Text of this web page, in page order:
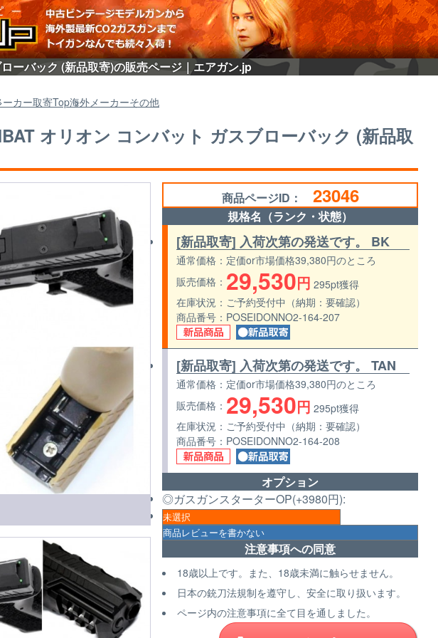
ーバック (新品取寄)の販売ページ｜エアガン.jp
ーカー取寄Top海外メーカーその他
オリオン コンバット ガスブローバック (新品取
商品ページID： 23046
規格名（ランク・状態）
[新品取寄] 入荷次第の発送です。 BK
通常価格
定価or市場価格39,380円のところ
販売価格
29,530円 295pt獲得
在庫状況
ご予約受付中（納期：要確認）
商品番号
POSEIDONNO2-164-207
[新品取寄] 入荷次第の発送です。 TAN
通常価格
定価or市場価格39,380円のところ
販売価格
29,530円 295pt獲得
在庫状況
ご予約受付中（納期：要確認）
商品番号
POSEIDONNO2-164-208
オプション
◎ガスガンスターターOP(+3980円):
注意事項への同意
18歳以上です。また、18歳未満に触らせません。
日本の銃刀法規制を遵守し、安全に取り扱います。
ページ内の注意事項に全て目を通しました。